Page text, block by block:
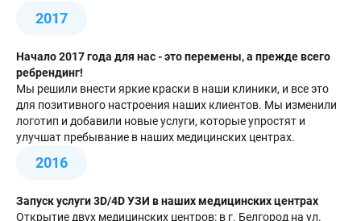
2017
Начало 2017 года для нас - это перемены, а прежде всего
ребрендинг!
Мы решили внести яркие краски в наши клиники, и все это
для позитивного настроения наших клиентов. Мы изменили
логотип и добавили новые услуги, которые упростят и
улучшат пребывание в наших медицинских центрах.
2016
Запуск услуги 3D/4D УЗИ в наших медицинских центрах
Открытие двух медицинских центров: в г. Белгород на ул.